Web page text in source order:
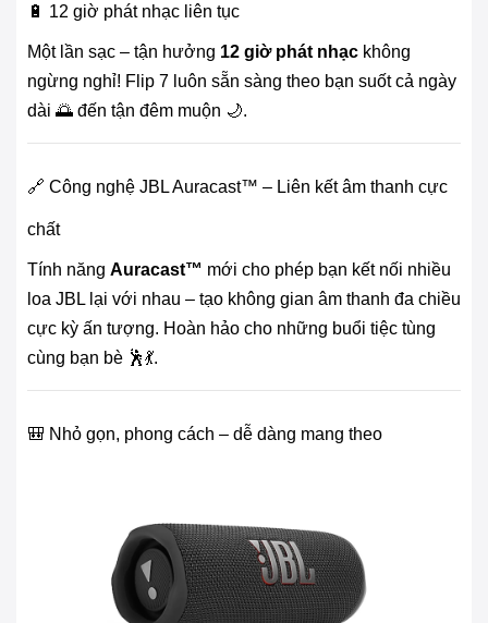
🔋 12 giờ phát nhạc liên tục
Một lần sạc – tận hưởng 12 giờ phát nhạc không
ngừng nghỉ! Flip 7 luôn sẵn sàng theo bạn suốt cả ngày
dài 🌅 đến tận đêm muộn 🌙.
🔗 Công nghệ JBL Auracast™ – Liên kết âm thanh cực
chất
Tính năng Auracast™ mới cho phép bạn kết nối nhiều
loa JBL lại với nhau – tạo không gian âm thanh đa chiều
cực kỳ ấn tượng. Hoàn hảo cho những buổi tiệc tùng
cùng bạn bè 🕺💃.
🎒 Nhỏ gọn, phong cách – dễ dàng mang theo